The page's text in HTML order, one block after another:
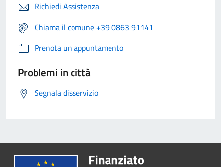
Richiedi Assistenza
Chiama il comune +39 0863 91141
Prenota un appuntamento
Problemi in città
Segnala disservizio